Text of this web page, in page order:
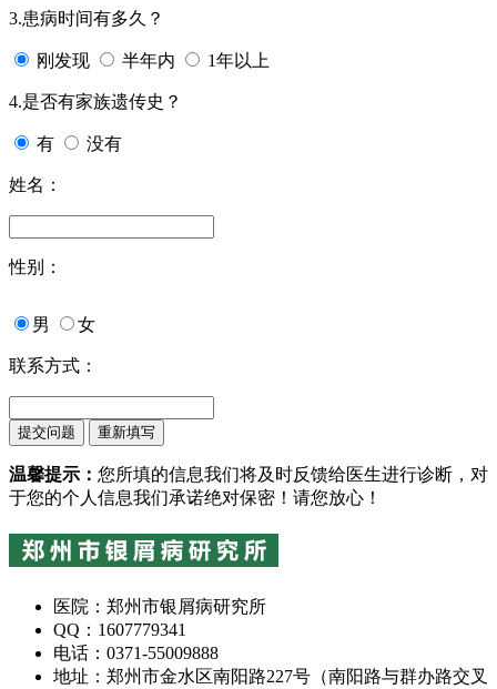
3.患病时间有多久？
刚发现 半年内 1年以上
4.是否有家族遗传史？
有 没有
姓名：
性别：
男 女
联系方式：
温馨提示： 您所填的信息我们将及时反馈给医生进行诊断，对
于您的个人信息我们承诺绝对保密！请您放心！
医院：郑州市银屑病研究所
QQ：1607779341
电话：0371-55009888
地址：郑州市金水区南阳路227号（南阳路与群办路交叉